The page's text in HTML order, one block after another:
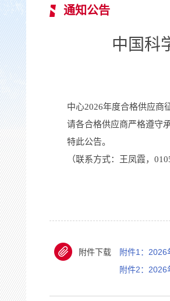
通知公告
中国科
中心2026年度合格供应商
请各合格供应商严格遵守
特此公告。
（联系方式：王凤霞，
附件下载
附件1：2026
附件2：2026